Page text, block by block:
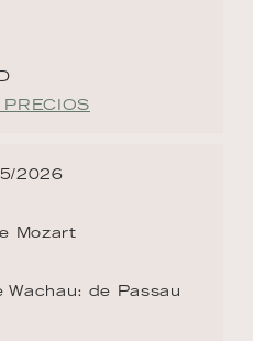
2026
Mozart
Wachau: de Passau